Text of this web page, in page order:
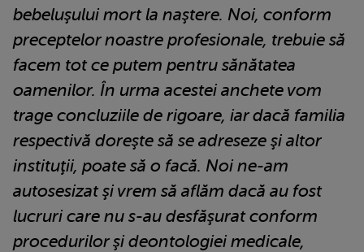
bebeluşului mort la naştere. Noi, conform
preceptelor noastre profesionale, trebuie să
facem tot ce putem pentru sănătatea
oamenilor. În urma acestei anchete vom
trage concluziile de rigoare, iar dacă familia
respectivă doreşte să se adreseze şi altor
instituţii, poate să o facă. Noi ne-am
autosesizat şi vrem să aflăm dacă au fost
lucruri care nu s-au desfăşurat conform
procedurilor şi deontologiei medicale,